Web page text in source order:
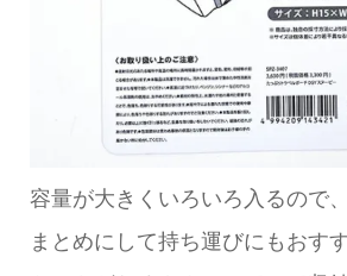
容量が大きくいろいろ入るので
まとめにして持ち運びにもおす